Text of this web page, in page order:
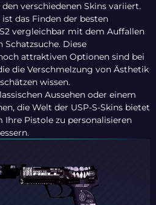
den verschiedenen Skins variiert.
das Finden der besten
vergleichbar mit dem Auffallen
Diese
attraktiven Optionen sind bei
die Verschmelzung von Ästhetik
wissen.
Aussehen oder einem
die Welt der USP-S-Skins bietet
Ihre Pistole zu personalisieren